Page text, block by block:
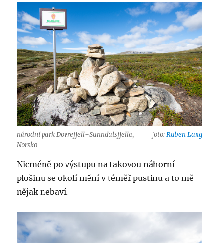
národní park Dovrefjell–Sunndalsfjella,
Norsko
foto:Ruben Lang
Nicméně po výstupu na takovou náhorní
plošinu se okolí mění v téměř pustinu a to mě
nějak nebaví.